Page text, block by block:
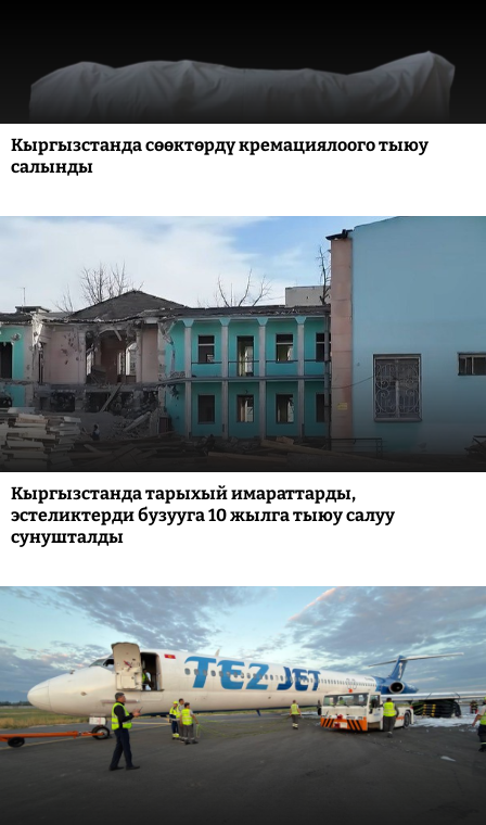
Кыргызстанда сөөктөрдү кремациялоого тыюу
салынды
Кыргызстанда тарыхый имараттарды,
эстеликтерди бузууга 10 жылга тыюу салуу
сунушталды